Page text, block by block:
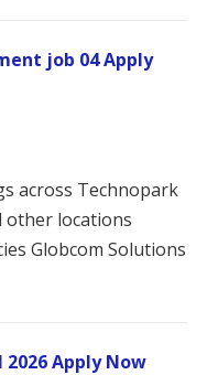
job 04 Apply
across Technopark
other locations
​Globcom Solutions
Apply Now